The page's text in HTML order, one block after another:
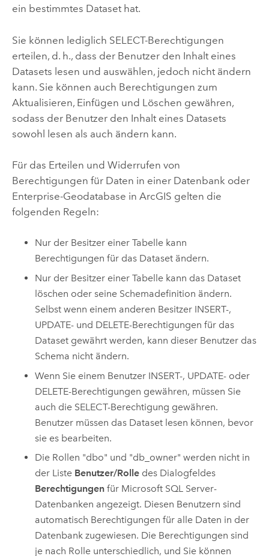
ein bestimmtes Dataset hat.
Sie können lediglich SELECT-Berechtigungen
erteilen, d. h., dass der Benutzer den Inhalt eines
Datasets lesen und auswählen, jedoch nicht ändern
kann. Sie können auch Berechtigungen zum
Aktualisieren, Einfügen und Löschen gewähren,
sodass der Benutzer den Inhalt eines Datasets
sowohl lesen als auch ändern kann.
Für das Erteilen und Widerrufen von
Berechtigungen für Daten in einer Datenbank oder
Enterprise-Geodatabase in ArcGIS gelten die
folgenden Regeln:
Nur der Besitzer einer Tabelle kann
Berechtigungen für das Dataset ändern.
Nur der Besitzer einer Tabelle kann das Dataset
löschen oder seine Schemadefinition ändern.
Selbst wenn einem anderen Besitzer INSERT-,
UPDATE- und DELETE-Berechtigungen für das
Dataset gewährt werden, kann dieser Benutzer das
Schema nicht ändern.
Wenn Sie einem Benutzer INSERT-, UPDATE- oder
DELETE-Berechtigungen gewähren, müssen Sie
auch die SELECT-Berechtigung gewähren.
Benutzer müssen das Dataset lesen können, bevor
sie es bearbeiten.
Die Rollen "dbo" und "db_owner" werden nicht in
der Liste Benutzer/Rolle des Dialogfeldes
Berechtigungen für Microsoft SQL Server-
Datenbanken angezeigt. Diesen Benutzern sind
automatisch Berechtigungen für alle Daten in der
Datenbank zugewiesen. Die Berechtigungen sind
je nach Rolle unterschiedlich, und Sie können